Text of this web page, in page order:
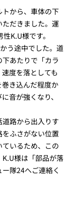
から、車体の下
だきました。運
K.U様です。
う途中でした。道
あたりで「カラ
度を落としても
き込んだ程度か
音が強くなり、
路から出入りす
ふさがない位置
いるため、この
様は「部品が落
隊24へご連絡く